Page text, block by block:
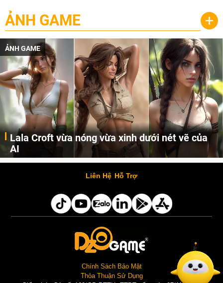
ẢNH GAME +
ẢNH GAME
Lala Croft vừa nóng vừa xinh dưới nét vẽ của
AI
Cùng đến với những hình ảnh Lala Croft của Tomb Raider dưới nét vẽ của AI. Một cô nàng xinh đẹp, nóng bỏng nhưng cũng rắn rỏi và mạnh mẽ.
Liên Hệ Hỗ Trợ
Chính Sách Bảo Mật
Thỏa Thuận Sử Dụng